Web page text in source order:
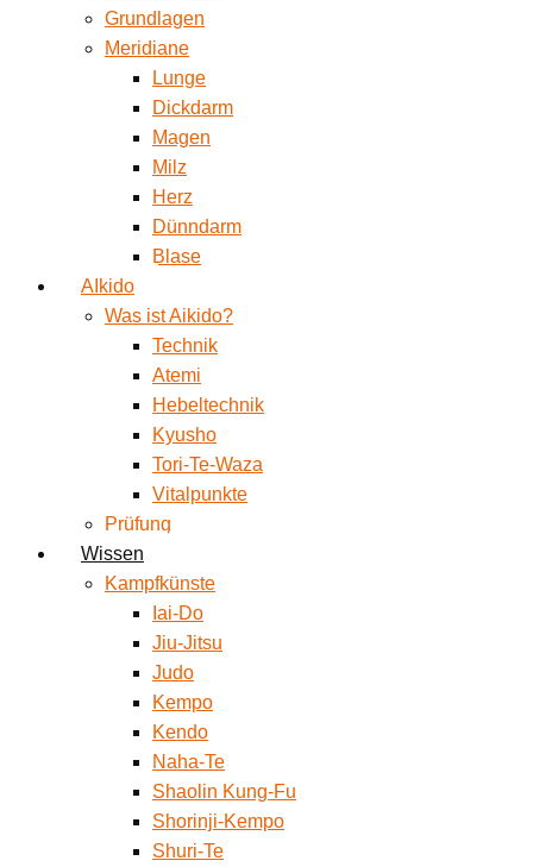
Grundlagen
Meridiane
Lunge
Dickdarm
Magen
Milz
Herz
Dünndarm
Blase
AIkido
Was ist Aikido?
Technik
Atemi
Hebeltechnik
Kyusho
Tori-Te-Waza
Vitalpunkte
Prüfung
Wissen
Kampfkünste
Iai-Do
Jiu-Jitsu
Judo
Kempo
Kendo
Naha-Te
Shaolin Kung-Fu
Shorinji-Kempo
Shuri-Te